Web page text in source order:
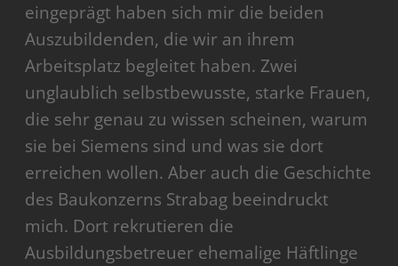
eingeprägt haben sich mir die beiden
Auszubildenden, die wir an ihrem
Arbeitsplatz begleitet haben. Zwei
unglaublich selbstbewusste, starke Frauen,
die sehr genau zu wissen scheinen, warum
sie bei Siemens sind und was sie dort
erreichen wollen. Aber auch die Geschichte
des Baukonzerns Strabag beeindruckt
mich. Dort rekrutieren die
Ausbildungsbetreuer ehemalige Häftlinge